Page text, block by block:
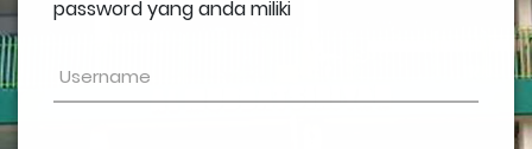
password yang anda miliki